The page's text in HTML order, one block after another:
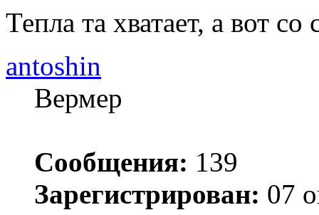
Тепла та хватает, а вот со
antoshin
Вермер
Сообщения: 139
Зарегистрирован: 07